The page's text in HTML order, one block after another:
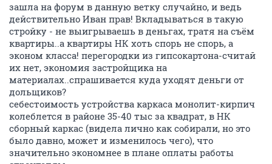
зашла на форум в данную ветку случайно, и ведь
действительно Иван прав! Вкладываться в такую
стройку - не выигрываешь в деньгах, тратя на съём
квартиры..а квартиры НК хоть спорь не спорь, а
эконом класса! перегородки из гипсокартона-считай
их нет, экономия застройщика на
материалах..спрашивается куда уходят деньги от
дольщиков?
себестоимость устройства каркаса монолит-кирпич
колеблется в районе 35-40 тыс за квадрат, в НК
сборный каркас (видела лично как собирали, но это
было давно, может и изменилось чего), что
значительно экономнее в плане оплаты работы